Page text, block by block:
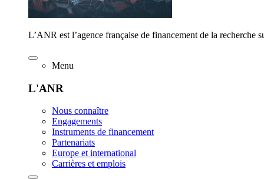
L’ANR est l’agence française de financement de la recherche
Menu
L'ANR
Nous connaître
Engagements
Instruments de financement
Partenariats
Europe et international
Carrières et emplois